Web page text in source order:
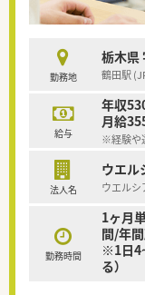
勤務地
栃木県
鶴田駅
給与
年収
月給
※経験や
法人名
ウエル
ウエル
勤務時間
1ヶ月
間/年
※1日
る）